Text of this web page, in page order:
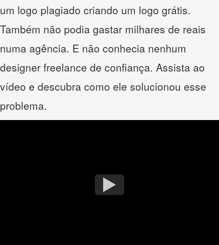
um logo plagiado criando um logo grátis.
Também não podia gastar milhares de reais
numa agência. E não conhecia nenhum
designer freelance de confiança. Assista ao
vídeo e descubra como ele solucionou esse
problema.